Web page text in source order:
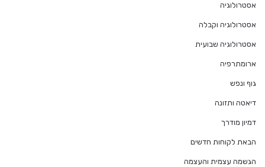
אסטרולוגיה
אסטרולוגיה וקבלה
אסטרולוגיה שבועית
ארומתרפיה
גוף ונפש
דיאטה ותזונה
דמיון מודרך
הבאת לקוחות חדשים
הגשמה עצמית והעצמה